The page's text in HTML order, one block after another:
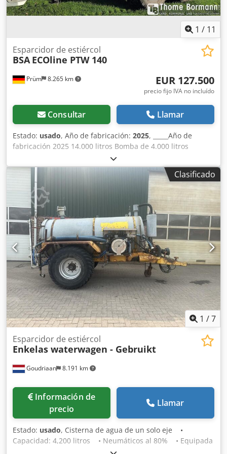
1,5 m. Protección de seguridad contra el arrastre por
ambos lados. Sección de anchura parcial
izquierda/derecha hidráulica. Bloqueo de transporte
hidráulico. Precio: 145.000,00 euros, neto. Ubicación del
almacén: null. Dwodpfx Aezk A Nyobzea
1 / 11
Prüm 8.265 km
Esparcidor de estiércol
BSA ECOline PTW 140
EUR 127.500
precio fijo IVA no incluído
Consultar Llamar
Estado: usado, Año de fabricación: 2025, _____Año de
fabricación 2025 14.000 litros Bomba de 4.000 litros
Conexión de aspiración derecha/izquierda Brazo de
aspiración derecho Neumáticos 750/60R 30.5 Ajuste
hidráulico del timón Trituradora delantera Dsdpfeyr U Ifox
Abzswa Dirección forzada eléctrica Llenado automático con
función de corte Control Signo Smart Bomech con dos
trituradoras Brazo de succión de 6'' con bola de 8''
Desconexión parcial mediante corredera Distribuidor de
zapata arrastrada Bomech Speedy Small 12 m El vehículo
no ha sido matriculado, Ubicación del almacén: ninguno
Clasificado
1 /7
Goudriaan 8.191 km
Esparcidor de estiércol
Enkelas waterwagen - Gebruikt
Información de
precio
Llamar
Estado: usado, Cisterna de agua de un solo eje •
Capacidad: 4,200 litros • Neumáticos al 80% • Equipada
con bomba de vacío Dodpfxozbmlns Abzewa •